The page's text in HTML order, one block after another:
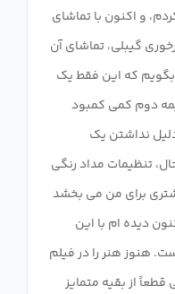
و اکنون با تماشای
گیبلی، تماشای آن
بگویم که این فقط یک
نیمه دوم کمی کمبود
نداشتن یک
تنظیمات مداد رنگی
برای من می بخشد
دیده ام با این
هنوز هنر را در فیلم
از بقیه متمایز